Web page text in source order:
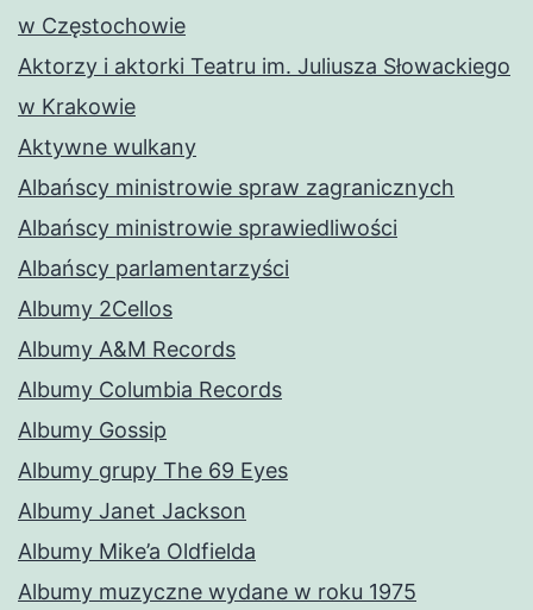
w Częstochowie
Aktorzy i aktorki Teatru im. Juliusza Słowackiego
w Krakowie
Aktywne wulkany
Albańscy ministrowie spraw zagranicznych
Albańscy ministrowie sprawiedliwości
Albańscy parlamentarzyści
Albumy 2Cellos
Albumy A&M Records
Albumy Columbia Records
Albumy Gossip
Albumy grupy The 69 Eyes
Albumy Janet Jackson
Albumy Mike’a Oldfielda
Albumy muzyczne wydane w roku 1975